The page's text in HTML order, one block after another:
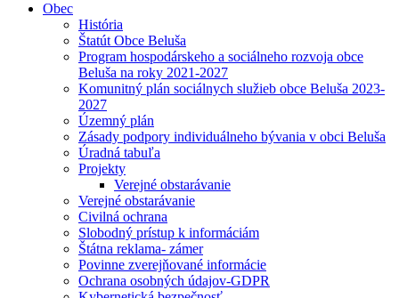
Obec
História
Štatút Obce Beluša
Program hospodárskeho a sociálneho rozvoja obce
Beluša na roky 2021-2027
Komunitný plán sociálnych služieb obce Beluša 2023-
2027
Územný plán
Zásady podpory individuálneho bývania v obci Beluša
Úradná tabuľa
Projekty
Verejné obstarávanie
Verejné obstarávanie
Civilná ochrana
Slobodný prístup k informáciám
Štátna reklama- zámer
Povinne zverejňované informácie
Ochrana osobných údajov-GDPR